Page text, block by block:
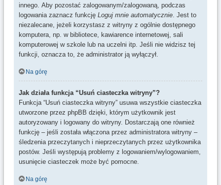
innego. Aby pozostać zalogowanym/zalogowaną, podczas
logowania zaznacz funkcję Loguj mnie automatycznie. Jest to
niezalecane, jeżeli korzystasz z witryny z ogólnie dostępnego
komputera, np. w bibliotece, kawiarence internetowej, sali
komputerowej w szkole lub na uczelni itp. Jeśli nie widzisz tej
funkcji, oznacza to, że administrator ją wyłączył.
Na górę
Jak działa funkcja “Usuń ciasteczka witryny”?
Funkcja “Usuń ciasteczka witryny” usuwa wszystkie ciasteczka
utworzone przez phpBB dzięki, którym użytkownik jest
autoryzowany i logowany do witryny. Dostarczają one również
funkcję – jeśli została włączona przez administratora witryny –
śledzenia przeczytanych i nieprzeczytanych przez użytkownika
postów. Jeśli występują problemy z logowaniem/wylogowaniem,
usunięcie ciasteczek może być pomocne.
Na górę